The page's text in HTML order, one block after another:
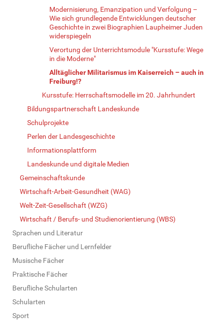
Modernisierung, Emanzipation und Verfolgung –
Wie sich grundlegende Entwicklungen deutscher
Geschichte in zwei Biographien Laupheimer Juden
widerspiegeln
Verortung der Unterrichtsmodule "Kursstufe: Wege
in die Moderne"
Alltäglicher Militarismus im Kaiserreich – auch in
Freiburg!?
Kursstufe: Herrschaftsmodelle im 20. Jahrhundert
Bildungspartnerschaft Landeskunde
Schulprojekte
Perlen der Landesgeschichte
Informationsplattform
Landeskunde und digitale Medien
Gemeinschaftskunde
Wirtschaft-Arbeit-Gesundheit (WAG)
Welt-Zeit-Gesellschaft (WZG)
Wirtschaft / Berufs- und Studienorientierung (WBS)
Sprachen und Literatur
Berufliche Fächer und Lernfelder
Musische Fächer
Praktische Fächer
Berufliche Schularten
Schularten
Sport